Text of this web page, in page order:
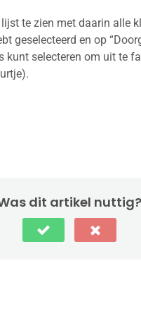
te zien met daarin alle
geselecteerd en op
kunt selecteren om uit te
dit artikel nuttig?